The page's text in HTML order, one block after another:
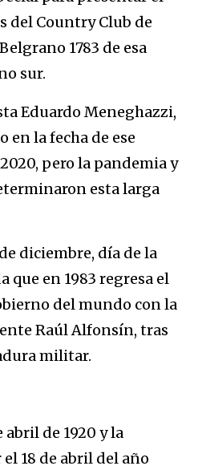
del Country Club de
1783 de esa
sur.
Eduardo Meneghazzi,
en la fecha de ese
pero la pandemia y
esta larga
diciembre, día de la
que en 1983 regresa el
del mundo con la
Raúl Alfonsín, tras
militar.
abril de 1920 y la
18 de abril del año